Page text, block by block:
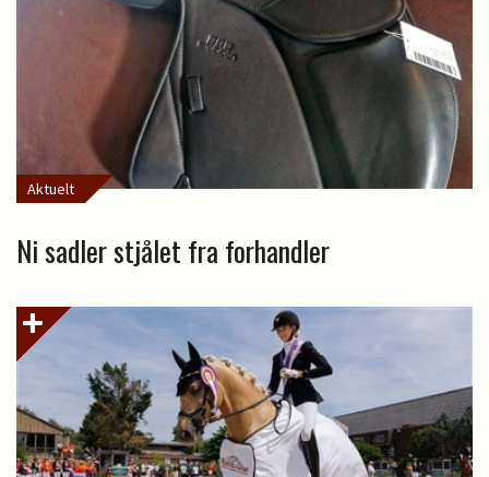
Aktuelt
Ni sadler stjålet fra forhandler